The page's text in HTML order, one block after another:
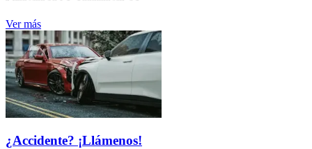
Ver más
¿Accidente? ¡Llámenos!